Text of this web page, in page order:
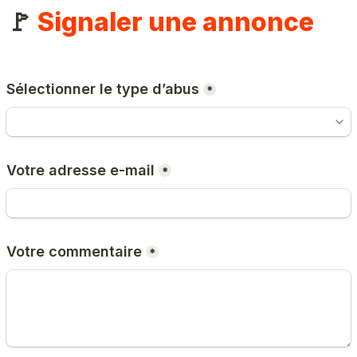
🚩 Signaler une annonce
Sélectionner le type d’abus *
Votre adresse e-mail *
Votre commentaire *